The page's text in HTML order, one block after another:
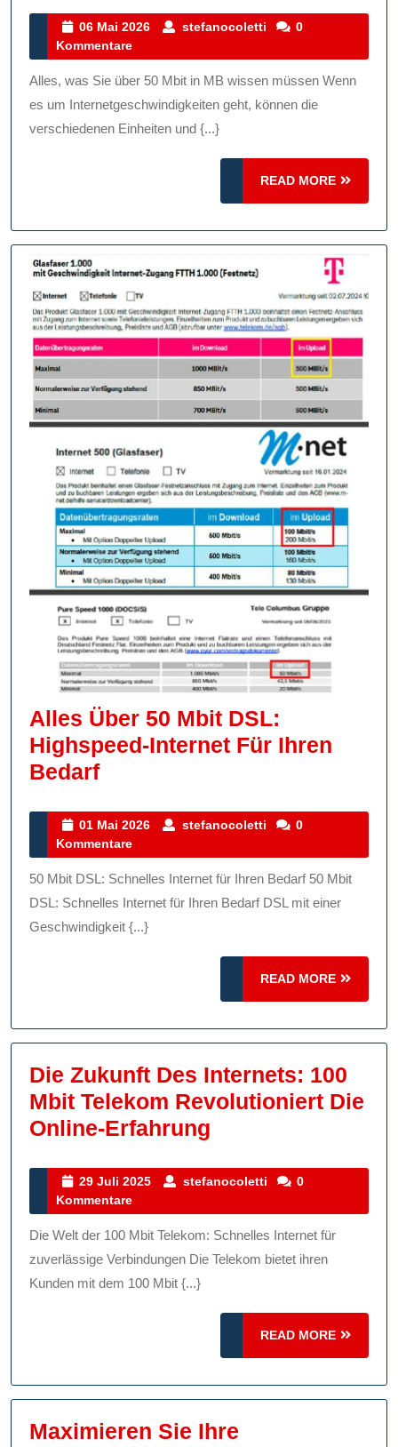
Gemacht:
Mbit
In
MB
Was
Sie
Wissen
06 Mai 2026
06
2026
stefanocoletti stefanocoletti
0
Kommentare
Alles, was Sie über 50 Mbit in MB wissen müssen Wenn
es um Internetgeschwindigkeiten geht, können die
verschiedenen Einheiten und {...}
READ MORE
READ
MORE
Alles Über 50 Mbit DSL:
Highspeed-Internet Für Ihren
BedarfAlles
50
Mbit
DSL:
Highspeed-
Internet
01 Mai 2026
01
2026
stefanocoletti stefanocoletti
0
Kommentare
50 Mbit DSL: Schnelles Internet für Ihren Bedarf 50 Mbit
DSL: Schnelles Internet für Ihren Bedarf DSL mit einer
Geschwindigkeit {...}
READ MORE
READ
MORE
Die Zukunft Des Internets: 100
Mbit Telekom Revolutioniert Die
Online-Erfahrung
Des
100
Mbit
Revolutioniert
Erfahrung
29 Juli 2025
29
2025
stefanocoletti stefanocoletti
0
Kommentare
Die Welt der 100 Mbit Telekom: Schnelles Internet für
zuverlässige Verbindungen Die Telekom bietet ihren
Kunden mit dem 100 Mbit {...}
READ MORE
READ
MORE
Maximieren Sie Ihre